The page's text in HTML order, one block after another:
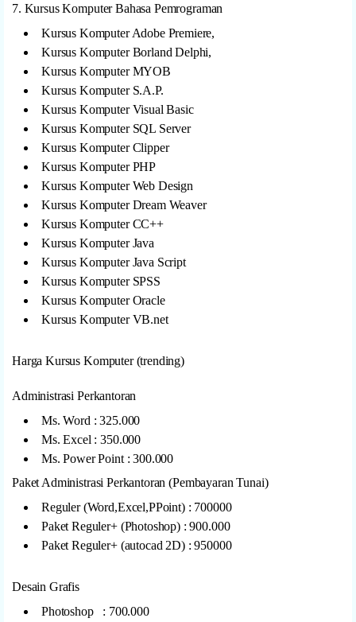
7. Kursus Komputer Bahasa Pemrograman
Kursus Komputer Adobe Premiere,
Kursus Komputer Borland Delphi,
Kursus Komputer MYOB
Kursus Komputer S.A.P.
Kursus Komputer Visual Basic
Kursus Komputer SQL Server
Kursus Komputer Clipper
Kursus Komputer PHP
Kursus Komputer Web Design
Kursus Komputer Dream Weaver
Kursus Komputer CC++
Kursus Komputer Java
Kursus Komputer Java Script
Kursus Komputer SPSS
Kursus Komputer Oracle
Kursus Komputer VB.net
Harga Kursus Komputer (trending)
Administrasi Perkantoran
Ms. Word : 325.000
Ms. Excel : 350.000
Ms. Power Point : 300.000
Paket Administrasi Perkantoran (Pembayaran Tunai)
Reguler (Word,Excel,PPoint) : 700000
Paket Reguler+ (Photoshop) : 900.000
Paket Reguler+ (autocad 2D) : 950000
Desain Grafis
Photoshop : 700.000